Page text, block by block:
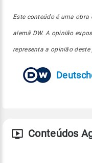
Este conteúdo é uma
alemã DW. A opinião
representa a opinião
Conteúdos